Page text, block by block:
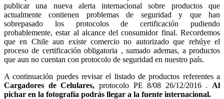
publicar una nueva alerta internacional sobre productos que
actualmente contienen problemas de seguridad y que han
sobrepasado los protocolos de certificación pudiendo
probablemente, estar al alcance del consumidor final. Recordemos
que en Chile aun existe comercio no autorizado que rehúye el
proceso de certificación obligatoria , sumado ademas, a productos
que aun no cuentan con protocolo de seguridad en nuestro país.
A continuación puedes revisar el listado de productos referentes a
Cargadores de Celulares, protocolo PE 8/08 26/12/2016 . Al
pichar en la fotografía podrás llegar a la fuente internacional.